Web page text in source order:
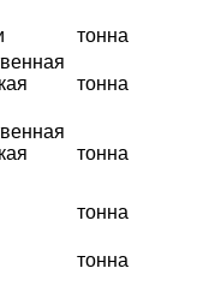
тонна
тонна
тонна
тонна
тонна